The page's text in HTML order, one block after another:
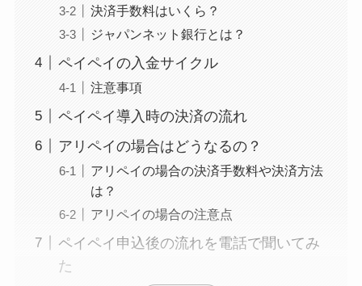
決済手数料はいくら？
ジャパンネット銀行とは？
ペイペイの入金サイクル
注意事項
ペイペイ導入時の決済の流れ
アリペイの場合はどうなるの？
アリペイの場合の決済手数料や決済方法
は？
アリペイの場合の注意点
ペイペイ申込後の流れを電話で聞いてみ
た